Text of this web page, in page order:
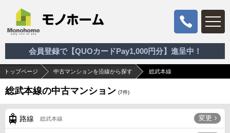
会員登録で【QUOカードPay1,000円分】進呈中！
トップページ 中古マンションを沿線から探す 総武本線
総武本線の中古マンション (7件)
路線 総武本線 変更